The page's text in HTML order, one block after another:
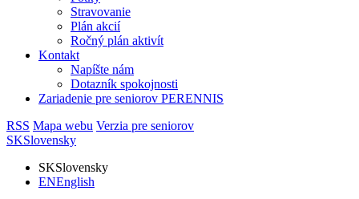
Stravovanie
Plán akcií
Ročný plán aktivít
Kontakt
Napíšte nám
Dotazník spokojnosti
Zariadenie pre seniorov PERENNIS
RSS Mapa webu Verzia pre seniorov
SKSlovensky
SKSlovensky
ENEnglish